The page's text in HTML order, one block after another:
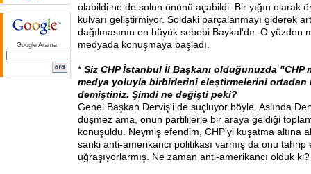
Google Arama
olabildi ne de solun önünü açabildi. Bir yığın olarak
kulvarı geliştirmiyor. Soldaki parçalanmayı giderek
dağılmasının en büyük sebebi Baykal'dır. O yüzden
medyada konuşmaya başladı.
* Siz CHP İstanbul İl Başkanı olduğunuzda "CHP
medya yoluyla birbirlerini eleştirmelerini ortadan
demiştiniz. Şimdi ne değişti peki?
Genel Başkan Derviş'i de suçluyor böyle. Aslında
düşmez ama, onun partililerle bir araya geldiği
konuşuldu. Neymiş efendim, CHP'yi kuşatma altına
sanki anti-amerikancı politikası varmış da onu tahrip
uğraşıyorlarmış. Ne zaman anti-amerikancı olduk ki?